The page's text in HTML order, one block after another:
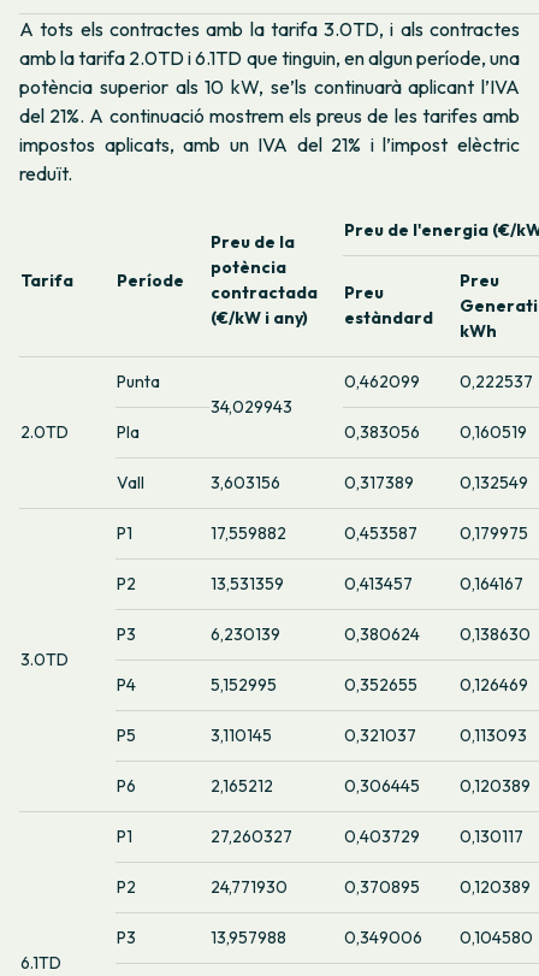
A tots els contractes amb la tarifa 3.0TD, i als contractes
amb la tarifa 2.0TD i 6.1TD que tinguin, en algun període, una
potència superior als 10 kW, se’ls continuarà aplicant l’IVA
del 21%. A continuació mostrem els preus de les tarifes amb
impostos aplicats, amb un IVA del 21% i l’impost elèctric
reduït.
Tarifa Període
Preu de la
potència
contractada
(€/kW i any)
Preu de l'energia (€/
Preu
estàndard
Preu
kWh
2.0TD
Punta
34,029943
0,462099 0,222537
Pla 0,383056 0,160519
Vall 3,603156 0,317389 0,132549
3.0TD
P1 17,559882 0,453587 0,179975
P2 13,531359 0,413457 0,164167
P3 6,230139 0,380624 0,138630
P4 5,152995 0,352655 0,126469
P5 3,110145 0,321037 0,113093
P6 2,165212 0,306445 0,120389
6.1TD
P1 27,260327 0,403729 0,130117
P2 24,771930 0,370895 0,120389
P3 13,957988 0,349006 0,104580